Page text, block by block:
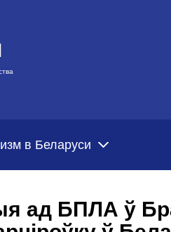
в Беларуси
ад БПЛА ў